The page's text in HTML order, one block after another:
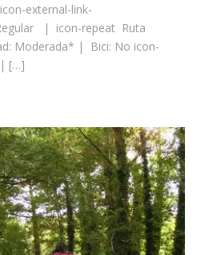
external-link-
| icon-repeat Ruta
Moderada* | Bici: No icon-
| […]